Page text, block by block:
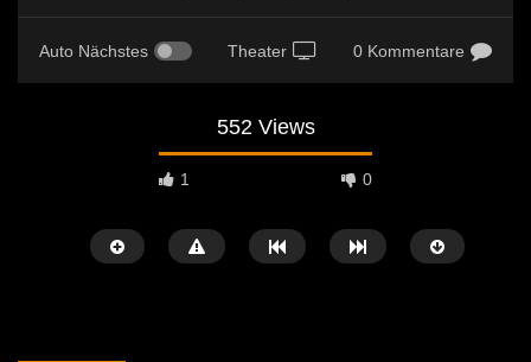
Auto Nächstes Theater 0 Kommentare
552 Views
1 0